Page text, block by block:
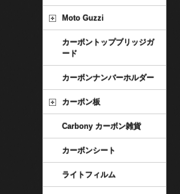
Moto Guzzi
カーボントップブリッジガ
ード
カーボンナンバーホルダー
カーボン板
Carbony カーボン雑貨
カーボンシート
ライトフィルム